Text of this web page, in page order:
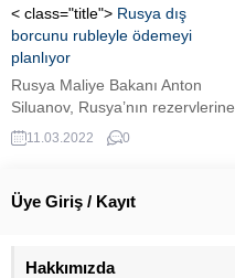
< class="title"> Rusya dış
borcunu rubleyle ödemeyi
planlıyor
Rusya Maliye Bakanı Anton
Siluanov, Rusya’nın rezervlerine
tekrar erişememesi halinde dış
borçlarını rubleyle ödeyeceklerini
11.03.2022 0
Üye Giriş / Kayıt
Hakkımızda